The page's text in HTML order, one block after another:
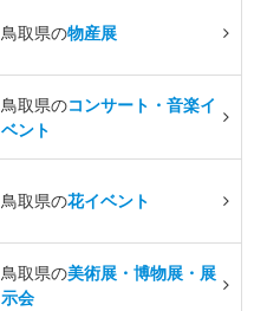
鳥取県の物産展
鳥取県のコンサート・音楽イ
ベント
鳥取県の花イベント
鳥取県の美術展・博物展・展
示会